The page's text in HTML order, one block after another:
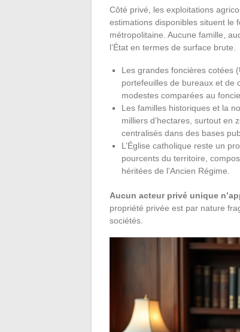
Côté privé, les exploitations
estimations disponibles situent le
métropolitaine. Aucune famille,
l’État en termes de surface brute.
Les grandes foncières cotées
portefeuilles de bureaux et de
modestes comparées au
Les familles historiques et la
milliers d’hectares, surtout en
centralisés dans des bases
L’Église catholique reste un
pourcents du territoire,
héritées de l’Ancien Régime.
Aucun acteur privé unique
propriété privée est par nature
sociétés.